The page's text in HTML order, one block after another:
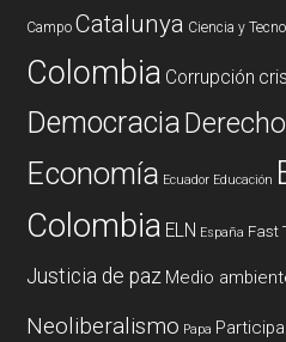
Campo Catalunya Ciencia y
Colombia Corrupción
Democracia
Economía Ecuador Educación
Colombia ELN España Fast
Justicia de paz Medio
Neoliberalismo Papa